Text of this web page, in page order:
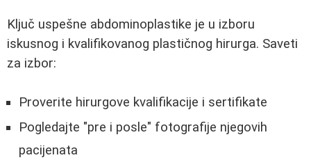
Ključ uspešne abdominoplastike je u izboru
iskusnog i kvalifikovanog plastičnog hirurga. Saveti
za izbor:
Proverite hirurgove kvalifikacije i sertifikate
Pogledajte "pre i posle" fotografije njegovih
pacijenata